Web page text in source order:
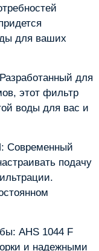
для ваших
для
этот фильтр
воды для вас и
Современный
подачу
AHS 1044 F
и надежными